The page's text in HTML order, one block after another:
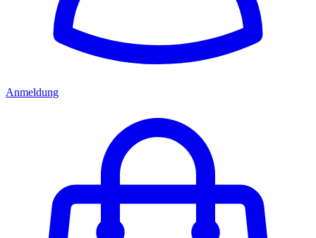
Anmeldung